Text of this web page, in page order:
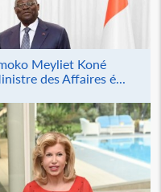
Meyliet Koné
des Affaires é...